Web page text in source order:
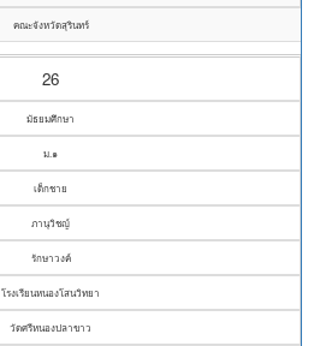
คณะจังหวัดสุรินทร์
26
มัธยมศึกษา
ม.๑
เด็กชาย
ภานุวิชญ์
รักษาวงค์
โรงเรียนหนองโสนวิทยา
วัดศรีหนองปลาขาว